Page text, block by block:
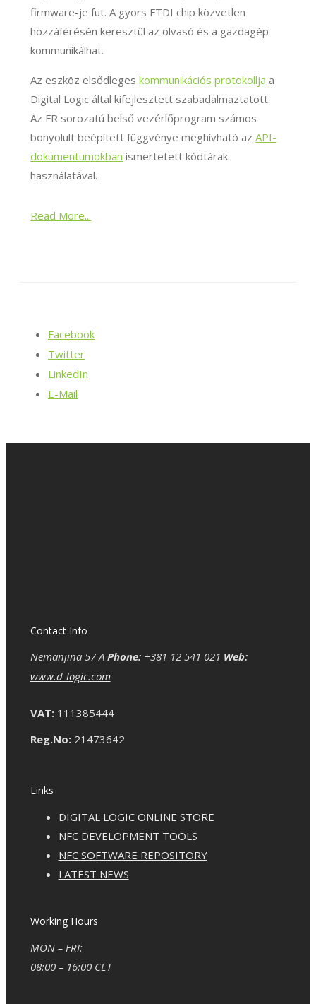
firmware-je fut. A gyors FTDI chip közvetlen
hozzáférésén keresztül az olvasó és a gazdagép
kommunikálhat.
Az eszköz elsődlegeskommunikációs protokollja a
Digital Logic által kifejlesztett szabadalmaztatott.
Az FR sorozatú belső vezérlőprogram számos
bonyolult beépített függvénye meghívható azAPI-
dokumentumokban ismertetett kódtárak
használatával.
Read More...
Facebook
Twitter
LinkedIn
E-Mail
Contact Info
Nemanjina 57 A Phone:+381 12 541 021 Web:
www.d-logic.com
VAT:111385444
Reg.No:21473642
Links
DIGITAL LOGIC ONLINE STORE
NFC DEVELOPMENT TOOLS
NFC SOFTWARE REPOSITORY
LATEST NEWS
Working Hours
MON – FRI:
08:00 – 16:00 CET